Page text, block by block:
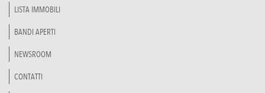
LISTA IMMOBILI
BANDI APERTI
NEWSROOM
CONTATTI